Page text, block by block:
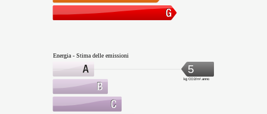
Energia - Stima delle emissioni
5
kg CO2/m².anno